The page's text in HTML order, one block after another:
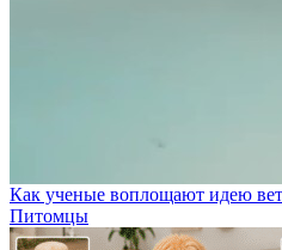
Как ученые воплощают идею
Питомцы